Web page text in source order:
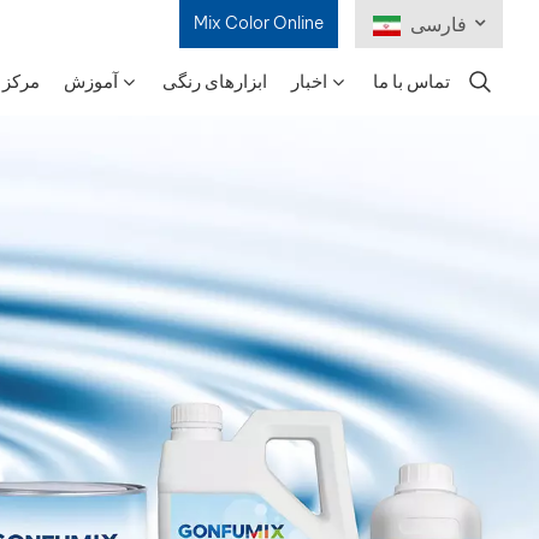
Mix Color Online فارسی
Русский
Español
Português
日本語
한국어
آموزش ابزارهای رنگی اخبار تماس با ما